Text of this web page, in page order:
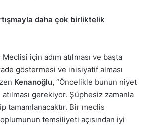
daha çok birliktelik
için adım atılması ve başta
göstermesi ve inisiyatif alması
Kenanoğlu, “Öncelikle bunun niyet
gerekiyor. Şüphesiz zamanla
tamamlanacaktır. Bir meclis
temsiliyeti açısından iyi